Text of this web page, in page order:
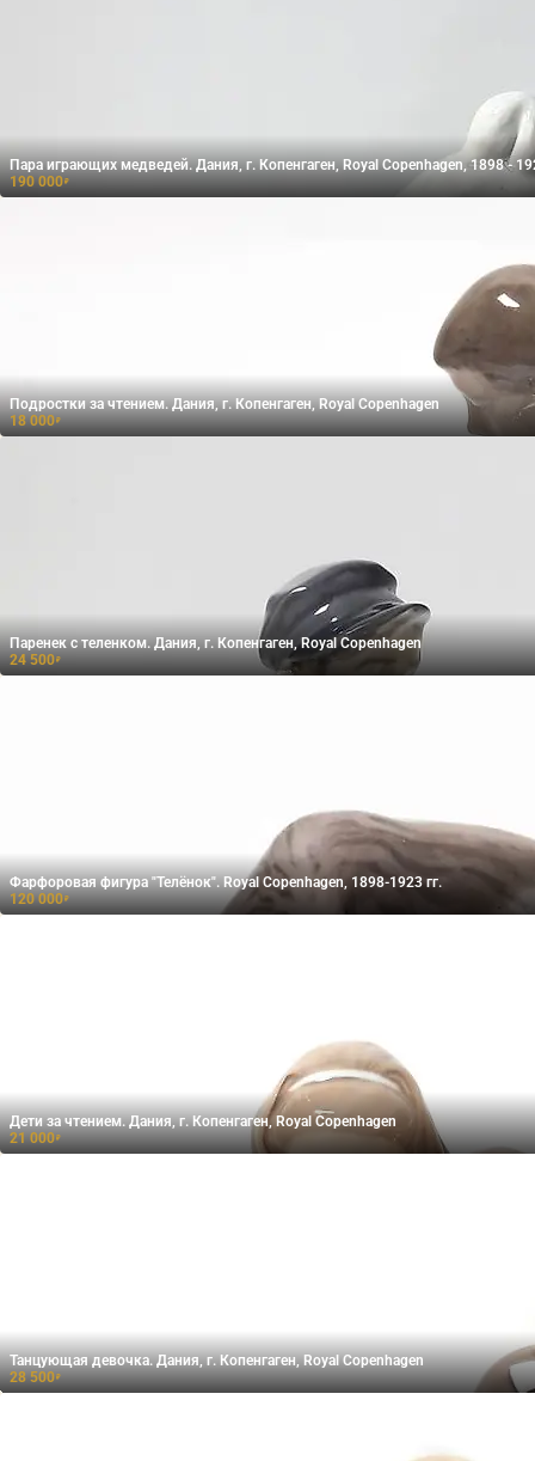
Пара играющих медведей. Дания, г. Копенгаген, Royal Copenhagen, 1898 -
190 000₽
Подростки за чтением. Дания, г. Копенгаген, Royal Copenhagen
18 000₽
Паренек с теленком. Дания, г. Копенгаген, Royal Copenhagen
24 500₽
Фарфоровая фигура "Телёнок". Royal Copenhagen, 1898-1923 гг.
120 000₽
Дети за чтением. Дания, г. Копенгаген, Royal Copenhagen
21 000₽
Танцующая девочка. Дания, г. Копенгаген, Royal Copenhagen
28 500₽